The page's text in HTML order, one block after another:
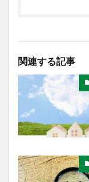
関連する記事